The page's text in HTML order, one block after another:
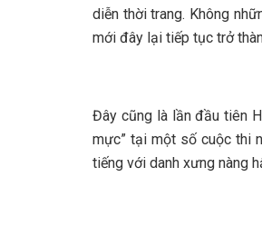
diễn thời trang. Không
mới đây lại tiếp tục trở
Đây cũng là lần đầu tiên
mực” tại một số cuộc thi
tiếng với danh xưng nàng